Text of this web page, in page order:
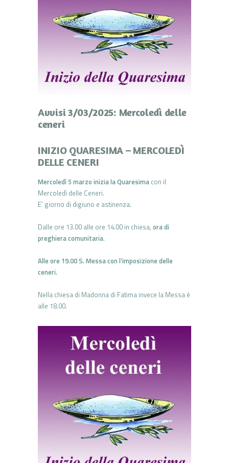
Avvisi 3/03/2025: Mercoledì delle
ceneri
INIZIO QUARESIMA – MERCOLEDÌ
DELLE CENERI
Mercoledì 5 marzo inizia la Quaresima con il
Mercoledì delle Ceneri.
E’ giorno di digiuno e astinenza.
Dalle ore 13.00 alle ore 14.00 in chiesa, ora di
preghiera comunitaria.
Alle ore 19.00 S. Messa con l’imposizione delle
ceneri.
Nella chiesa di Madonna di Fatima invece la Messa è
alle 18.00.